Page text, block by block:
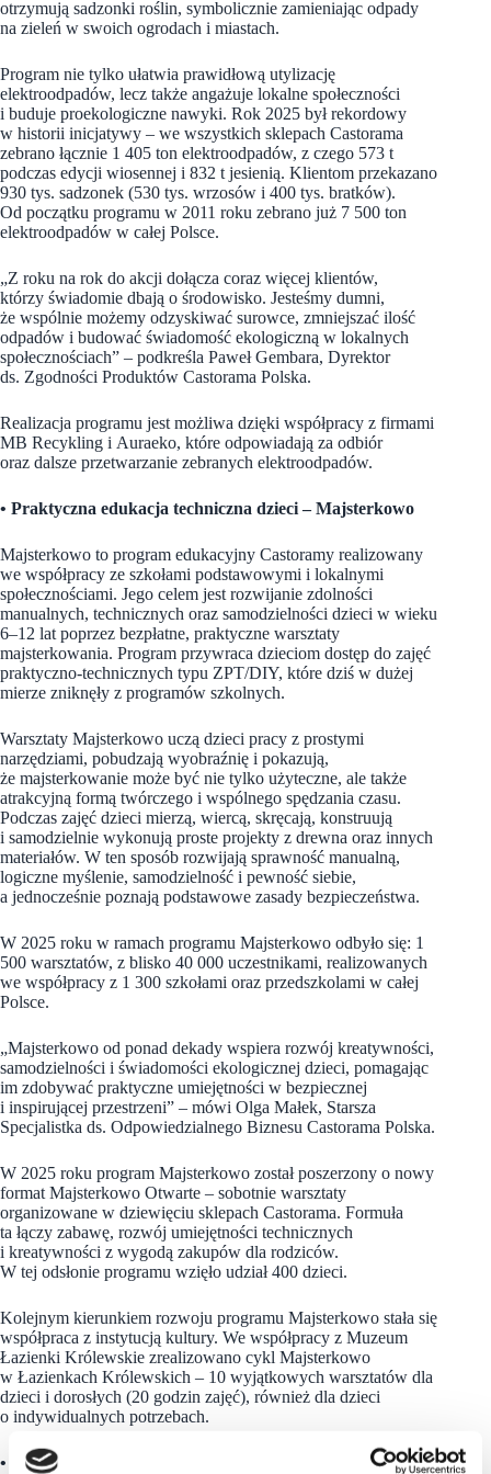
otrzymują sadzonki roślin, symbolicznie zamieniając odpady
na zieleń w swoich ogrodach i miastach.
Program nie tylko ułatwia prawidłową utylizację
elektroodpadów, lecz także angażuje lokalne społeczności
i buduje proekologiczne nawyki. Rok 2025 był rekordowy
w historii inicjatywy – we wszystkich sklepach Castorama
zebrano łącznie 1 405 ton elektroodpadów, z czego 573 t
podczas edycji wiosennej i 832 t jesienią. Klientom przekazano
930 tys. sadzonek (530 tys. wrzosów i 400 tys. bratków).
Od początku programu w 2011 roku zebrano już 7 500 ton
elektroodpadów w całej Polsce.
„Z roku na rok do akcji dołącza coraz więcej klientów,
którzy świadomie dbają o środowisko. Jesteśmy dumni,
że wspólnie możemy odzyskiwać surowce, zmniejszać ilość
odpadów i budować świadomość ekologiczną w lokalnych
społecznościach” – podkreśla Paweł Gembara, Dyrektor
ds. Zgodności Produktów Castorama Polska.
Realizacja programu jest możliwa dzięki współpracy z firmami
MB Recykling i Auraeko, które odpowiadają za odbiór
oraz dalsze przetwarzanie zebranych elektroodpadów.
• Praktyczna edukacja techniczna dzieci – Majsterkowo
Majsterkowo to program edukacyjny Castoramy realizowany
we współpracy ze szkołami podstawowymi i lokalnymi
społecznościami. Jego celem jest rozwijanie zdolności
manualnych, technicznych oraz samodzielności dzieci w wieku
6–12 lat poprzez bezpłatne, praktyczne warsztaty
majsterkowania. Program przywraca dzieciom dostęp do zajęć
praktyczno-technicznych typu ZPT/DIY, które dziś w dużej
mierze zniknęły z programów szkolnych.
Warsztaty Majsterkowo uczą dzieci pracy z prostymi
narzędziami, pobudzają wyobraźnię i pokazują,
że majsterkowanie może być nie tylko użyteczne, ale także
atrakcyjną formą twórczego i wspólnego spędzania czasu.
Podczas zajęć dzieci mierzą, wiercą, skręcają, konstruują
i samodzielnie wykonują proste projekty z drewna oraz innych
materiałów. W ten sposób rozwijają sprawność manualną,
logiczne myślenie, samodzielność i pewność siebie,
a jednocześnie poznają podstawowe zasady bezpieczeństwa.
W 2025 roku w ramach programu Majsterkowo odbyło się: 1
500 warsztatów, z blisko 40 000 uczestnikami, realizowanych
we współpracy z 1 300 szkołami oraz przedszkolami w całej
Polsce.
„Majsterkowo od ponad dekady wspiera rozwój kreatywności,
samodzielności i świadomości ekologicznej dzieci, pomagając
im zdobywać praktyczne umiejętności w bezpiecznej
i inspirującej przestrzeni” – mówi Olga Małek, Starsza
Specjalistka ds. Odpowiedzialnego Biznesu Castorama Polska.
W 2025 roku program Majsterkowo został poszerzony o nowy
format Majsterkowo Otwarte – sobotnie warsztaty
organizowane w dziewięciu sklepach Castorama. Formuła
ta łączy zabawę, rozwój umiejętności technicznych
i kreatywności z wygodą zakupów dla rodziców.
W tej odsłonie programu wzięło udział 400 dzieci.
Kolejnym kierunkiem rozwoju programu Majsterkowo stała się
współpraca z instytucją kultury. We współpracy z Muzeum
Łazienki Królewskie zrealizowano cykl Majsterkowo
w Łazienkach Królewskich – 10 wyjątkowych warsztatów dla
dzieci i dorosłych (20 godzin zajęć), również dla dzieci
o indywidualnych potrzebach.
• Realna pomoc, realne relacje – wolontariat pracowniczy